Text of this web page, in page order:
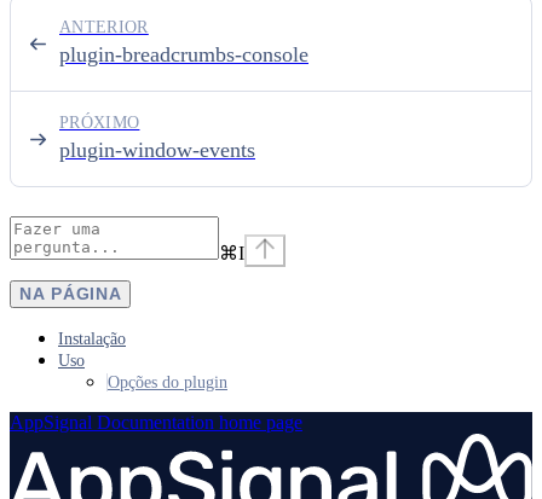
plugin-breadcrumbs-console
ANTERIOR
plugin-window-events
PRÓXIMO
⌘I
NA PÁGINA
Instalação
Uso
Opções do plugin
AppSignal Documentation home page